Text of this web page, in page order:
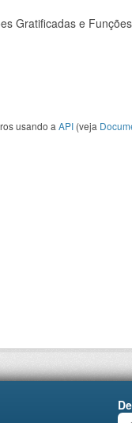
Gratificadas e
usando a API (veja